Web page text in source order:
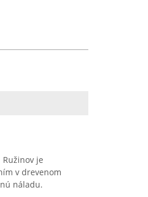
je
v drevenom
náladu.